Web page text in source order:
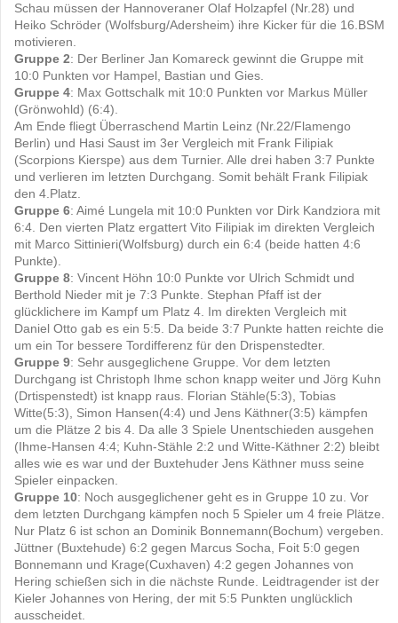
Schau müssen der Hannoveraner Olaf Holzapfel (Nr.28) und
Heiko Schröder (Wolfsburg/Adersheim) ihre Kicker für die 16.BSM
motivieren.
Gruppe 2: Der Berliner Jan Komareck gewinnt die Gruppe mit
10:0 Punkten vor Hampel, Bastian und Gies.
Gruppe 4: Max Gottschalk mit 10:0 Punkten vor Markus Müller
(Grönwohld) (6:4).
Am Ende fliegt Überraschend Martin Leinz (Nr.22/Flamengo
Berlin) und Hasi Saust im 3er Vergleich mit Frank Filipiak
(Scorpions Kierspe) aus dem Turnier. Alle drei haben 3:7 Punkte
und verlieren im letzten Durchgang. Somit behält Frank Filipiak
den 4.Platz.
Gruppe 6: Aimé Lungela mit 10:0 Punkten vor Dirk Kandziora mit
6:4. Den vierten Platz ergattert Vito Filipiak im direkten Vergleich
mit Marco Sittinieri(Wolfsburg) durch ein 6:4 (beide hatten 4:6
Punkte).
Gruppe 8: Vincent Höhn 10:0 Punkte vor Ulrich Schmidt und
Berthold Nieder mit je 7:3 Punkte. Stephan Pfaff ist der
glücklichere im Kampf um Platz 4. Im direkten Vergleich mit
Daniel Otto gab es ein 5:5. Da beide 3:7 Punkte hatten reichte die
um ein Tor bessere Tordifferenz für den Drispenstedter.
Gruppe 9: Sehr ausgeglichene Gruppe. Vor dem letzten
Durchgang ist Christoph Ihme schon knapp weiter und Jörg Kuhn
(Drtispenstedt) ist knapp raus. Florian Stähle(5:3), Tobias
Witte(5:3), Simon Hansen(4:4) und Jens Käthner(3:5) kämpfen
um die Plätze 2 bis 4. Da alle 3 Spiele Unentschieden ausgehen
(Ihme-Hansen 4:4; Kuhn-Stähle 2:2 und Witte-Käthner 2:2) bleibt
alles wie es war und der Buxtehuder Jens Käthner muss seine
Spieler einpacken.
Gruppe 10: Noch ausgeglichener geht es in Gruppe 10 zu. Vor
dem letzten Durchgang kämpfen noch 5 Spieler um 4 freie Plätze.
Nur Platz 6 ist schon an Dominik Bonnemann(Bochum) vergeben.
Jüttner (Buxtehude) 6:2 gegen Marcus Socha, Foit 5:0 gegen
Bonnemann und Krage(Cuxhaven) 4:2 gegen Johannes von
Hering schießen sich in die nächste Runde. Leidtragender ist der
Kieler Johannes von Hering, der mit 5:5 Punkten unglücklich
ausscheidet.